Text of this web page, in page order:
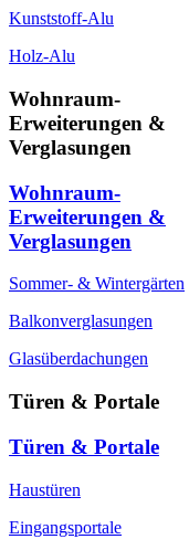
Kunststoff-Alu
Holz-Alu
Wohnraum-
Erweiterungen &
Verglasungen
Wohnraum-
Erweiterungen &
Verglasungen
Sommer- & Wintergärten
Balkonverglasungen
Glasüberdachungen
Türen & Portale
Türen & Portale
Haustüren
Eingangsportale